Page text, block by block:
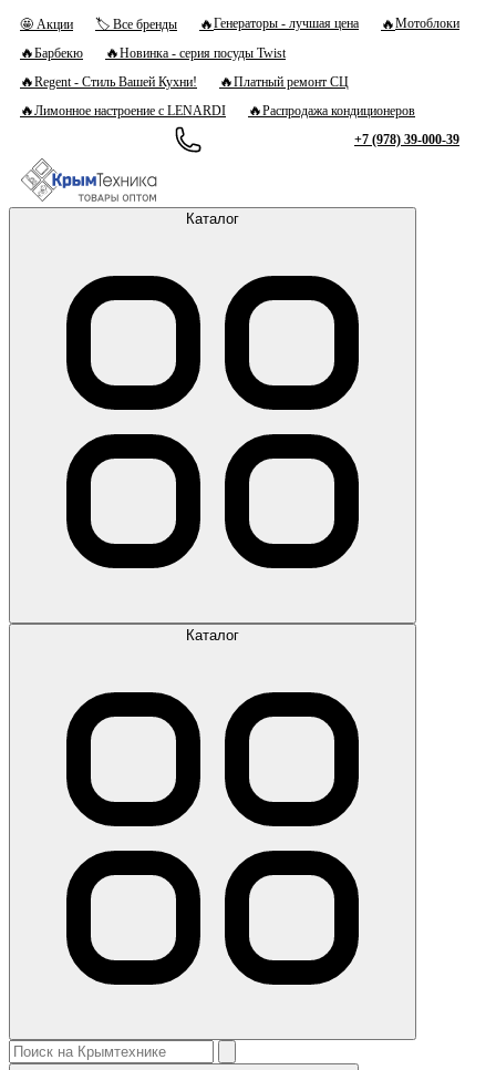
🤩 Акции 🏷 Все бренды 🔥Генераторы - лучшая цена 🔥Мотоблоки
🔥Барбекю 🔥Новинка - серия посуды Twist
🔥Regent - Стиль Вашей Кухни! 🔥Платный ремонт СЦ
🔥Лимонное настроение с LENARDI 🔥Распродажа кондиционеров
+7 (978) 39-000-39